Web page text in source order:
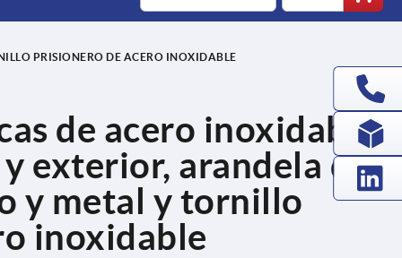
PRISIONERO DE ACERO INOXIDABLE
de acero inoxidable
exterior, arandela de
y metal y tornillo
inoxidable